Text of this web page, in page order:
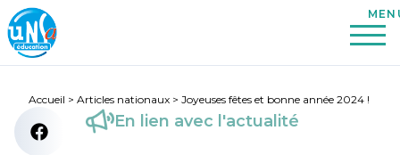
Accueil > Articles nationaux > Joyeuses fêtes et bonne année 2024 !
En lien avec l'actualité